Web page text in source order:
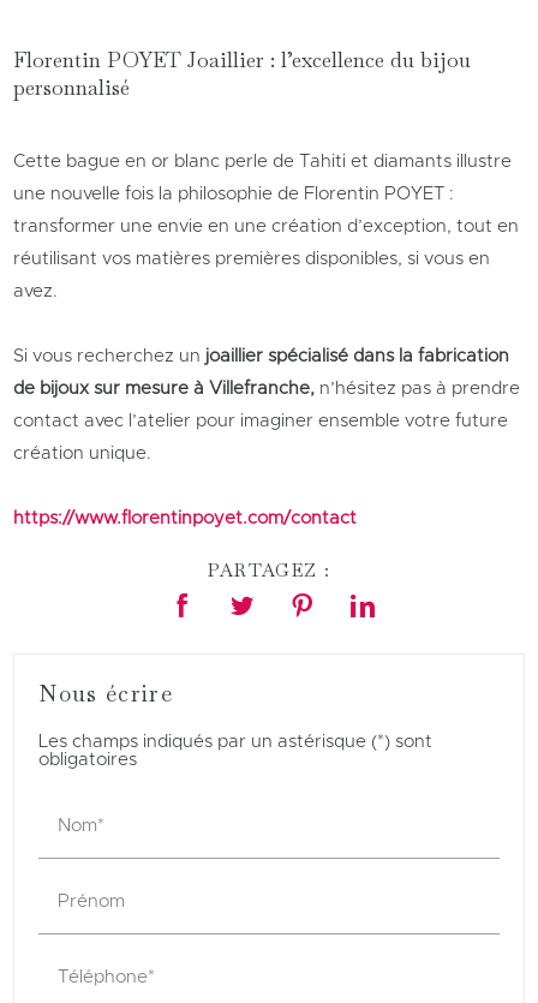
Florentin POYET Joaillier : l’excellence du bijou
personnalisé
Cette bague en or blanc perle de Tahiti et diamants illustre
une nouvelle fois la philosophie de Florentin POYET :
transformer une envie en une création d’exception, tout en
réutilisant vos matières premières disponibles, si vous en
avez.
Si vous recherchez un joaillier spécialisé dans la fabrication
de bijoux sur mesure à Villefranche, n’hésitez pas à prendre
contact avec l’atelier pour imaginer ensemble votre future
création unique.
https://www.florentinpoyet.com/contact
PARTAGEZ :
Nous écrire
Les champs indiqués par un astérisque (*) sont
obligatoires
Nom*
Prénom
Téléphone*